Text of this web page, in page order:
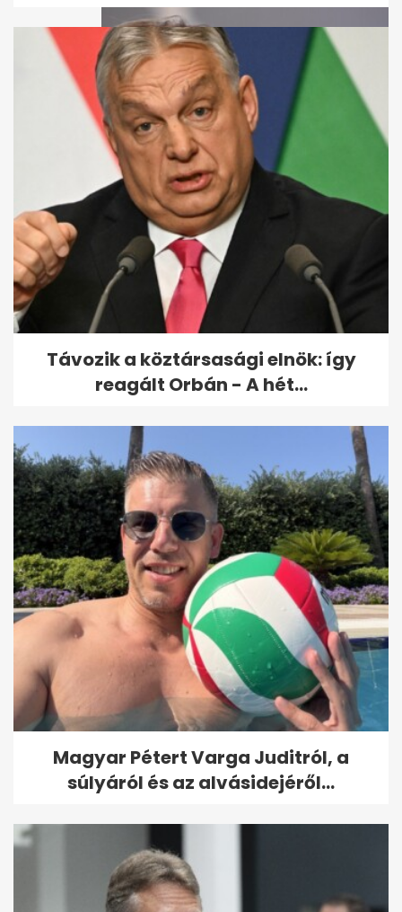
Varga Judit reagált: Orbán
bántalmazással
kapcsolatban emlegette...
Távozik a köztársasági elnök: így
reagált Orbán - A hét...
Magyar Pétert Varga Juditról, a
súlyáról és az alvásidejéről...